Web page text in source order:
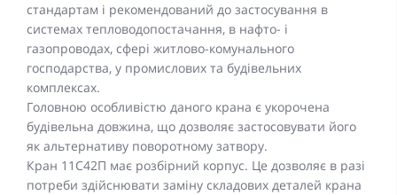
стандартам і рекомендований до застосування в
системах тепловодопостачання, в нафто- і
газопроводах, сфері житлово-комунального
господарства, у промислових та будівельних
комплексах.
Головною особливістю даного крана є укорочена
будівельна довжина, що дозволяє застосовувати його
як альтернативу поворотному затвору.
Кран 11С42П має розбірний корпус. Це дозволяє в разі
потреби здійснювати заміну складових деталей крана